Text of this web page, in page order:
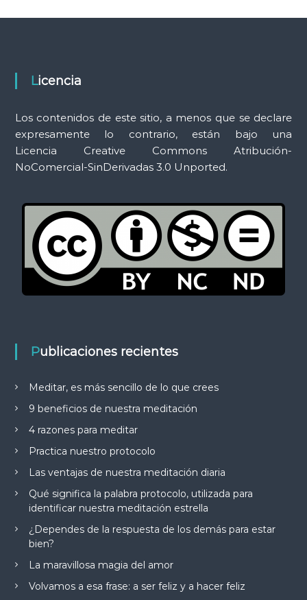
n
Licencia
Los contenidos de este sitio, a menos que se declare
expresamente lo contrario, están bajo una
Licencia Creative Commons Atribución-
NoComercial-SinDerivadas 3.0 Unported.
Publicaciones recientes
Meditar, es más sencillo de lo que crees
9 beneficios de nuestra meditación
4 razones para meditar
Practica nuestro protocolo
Las ventajas de nuestra meditación diaria
Qué significa la palabra protocolo, utilizada para
identificar nuestra meditación estrella
¿Dependes de la respuesta de los demás para estar
bien?
La maravillosa magia del amor
Volvamos a esa frase: a ser feliz y a hacer feliz